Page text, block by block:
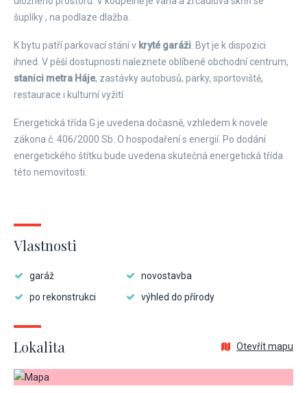
šuplíky , na podlaze dlažba.
K bytu patří parkovací stání v kryté garáži . Byt je k dispozici
ihned. V pěší dostupnosti naleznete oblíbené obchodní centrum,
stanici metra Háje, zastávky autobusů, parky, sportoviště,
restaurace i kulturní vyžití.
Energetická třída G je uvedena dočasně, vzhledem k novele
zákona č. 406/2000 Sb. O hospodaření s energií. Po dodání
energetického štítku bude uvedena skutečná energetická třída
této nemovitosti.
Vlastnosti
garáž
novostavba
po rekonstrukci
výhled do přírody
Lokalita Otevřít mapu